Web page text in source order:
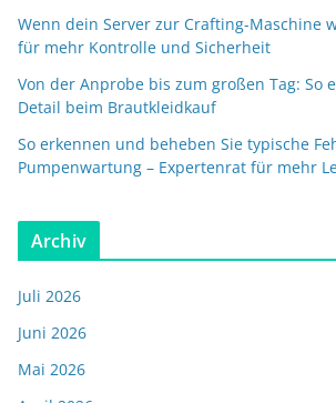
Wenn dein Server zur Crafting-Maschine
für mehr Kontrolle und Sicherheit
Von der Anprobe bis zum großen Tag: So
Detail beim Brautkleidkauf
So erkennen und beheben Sie typische
Pumpenwartung – Expertenrat für mehr
Archiv
Juli 2026
Juni 2026
Mai 2026